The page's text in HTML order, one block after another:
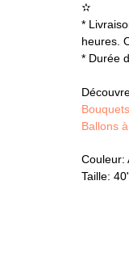
✫
*
heures.
* Durée
Ballons à
Couleur:
Taille: